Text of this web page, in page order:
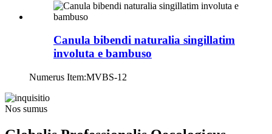
Canula bibendi naturalia singillatim
involuta e bambuso
Numerus Item:MVBS-12
Nos sumus